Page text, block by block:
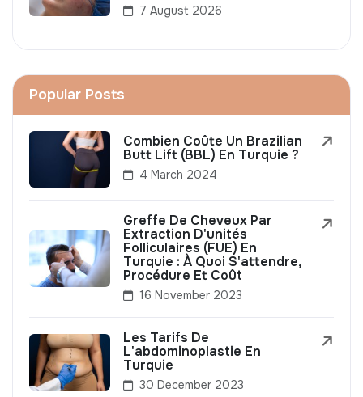
7 August 2026
Popular Posts
Combien Coûte Un Brazilian
Butt Lift (BBL) En Turquie ?
4 March 2024
Greffe De Cheveux Par
Extraction D'unités
Folliculaires (FUE) En
Turquie : À Quoi S'attendre,
Procédure Et Coût
16 November 2023
Les Tarifs De
L'abdominoplastie En
Turquie
30 December 2023